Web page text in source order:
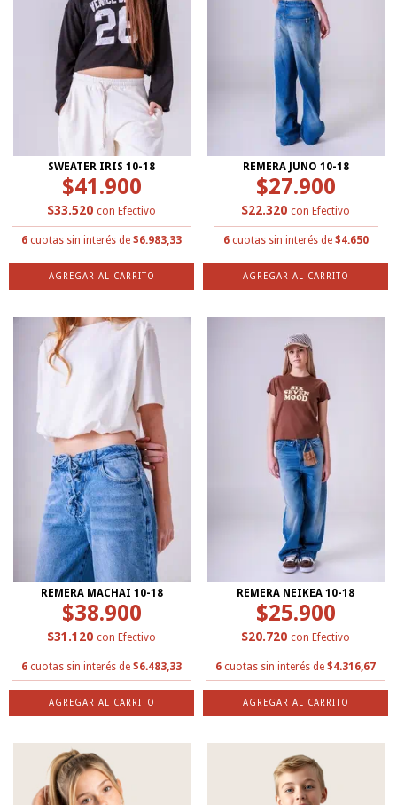
SWEATER IRIS 10-18
$41.900
$33.520 con Efectivo
6 cuotas sin interés de $6.983,33
AGREGAR AL CARRITO
REMERA JUNO 10-18
$27.900
$22.320 con Efectivo
6 cuotas sin interés de $4.650
AGREGAR AL CARRITO
REMERA MACHAI 10-18
$38.900
$31.120 con Efectivo
6 cuotas sin interés de $6.483,33
AGREGAR AL CARRITO
REMERA NEIKEA 10-18
$25.900
$20.720 con Efectivo
6 cuotas sin interés de $4.316,67
AGREGAR AL CARRITO